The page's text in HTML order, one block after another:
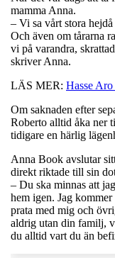
mamma Anna.
– Vi sa vårt stora
Och även om tårarna
vi på varandra,
skriver Anna.
LÄS MER: Hasse
Om saknaden efter
Roberto alltid åka ner
tidigare en härlig
Anna Book avslutar
direkt riktade till sin
– Du ska minnas att
hem igen. Jag
prata med mig och
aldrig utan din familj,
du alltid vart du än